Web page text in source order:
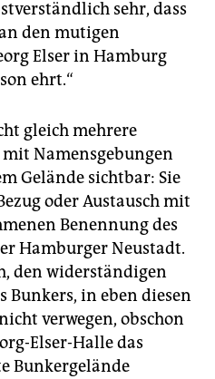
sehr, dass
den mutigen
Elser in Hamburg
ehrt.“
gleich mehrere
Namensgebungen
Gelände sichtbar: Sie
oder Austausch mit
Benennung des
Hamburger Neustadt.
den widerständigen
Bunkers, in eben diesen
verwegen, obschon
Elser-Halle das
Bunkergelände